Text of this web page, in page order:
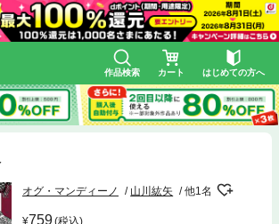
作品検索 カート はじめての方へ
オグ・マンディーノ 山川紘矢 他1名
759